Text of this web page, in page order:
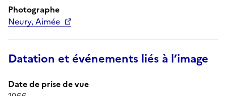
Photographe
Neury, Aimée
Datation et événements liés à l’image
Date de prise de vue